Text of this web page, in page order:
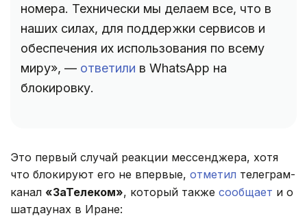
номера. Технически мы делаем все, что в
наших силах, для поддержки сервисов и
обеспечения их использования по всему
миру», — ответили в WhatsApp на
блокировку.
Это первый случай реакции мессенджера, хотя
что блокируют его не впервые, отметил телеграм-
канал «ЗаТелеком», который также сообщает и о
шатдаунах в Иране: